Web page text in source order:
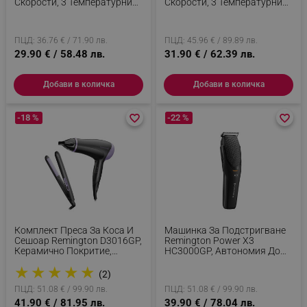
Скорости, 3 Температурни
ПЦД: 36.76 € / 71.90 лв.
29.90 € / 58.48 лв.
Добави в количка
Скорости, 3 Температурни
ПЦД: 45.96 € / 89.89 лв.
31.90 € / 62.39 лв.
Добави в количка
Комплект Преса За Коса И
Сешоар Remington D3016GP,
Керамично Покритие,
★ ★ ★ ★ ★ (2)
-18 %
ПЦД: 51.08 € / 99.90 лв.
41.90 € / 81.95 лв.
favorite_border
favorite_border
Машинка За Подстригване
Remington Power X3
HC3000GP, Автономия До
-22 %
ПЦД: 51.08 € / 99.90 лв.
39.90 € / 78.04 лв.
favorite_border
favorite_border
_sgf_test_mode .alleop.bg
_sgf_tracking .alleop.bg
_sgf_delayed_actions, .alleop.bg
Google Privacy Policy